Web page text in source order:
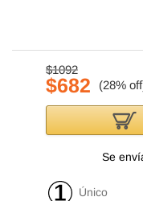
$1092
$682
Se
Único